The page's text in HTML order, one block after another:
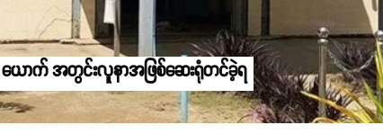
ာက် အတွင်းလူနာအဖြစ်ဆေးရုံတင်ခဲ့ရ